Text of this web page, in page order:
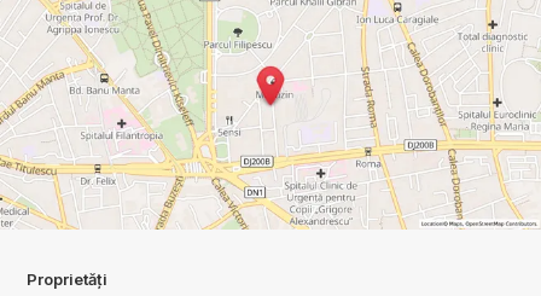
Proprietăți